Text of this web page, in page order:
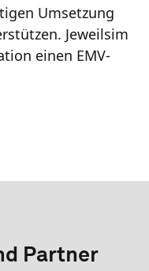
Umsetzung
Jeweilsim
einen EMV-
Partner